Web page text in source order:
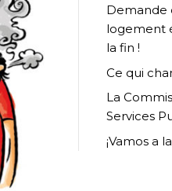
Demande
logement
la fin !
Ce qui
La
Services
¡Vamos a